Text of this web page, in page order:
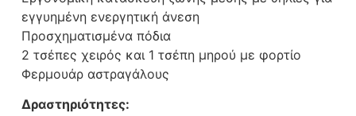
εγγυημένη ενεργητική άνεση
Προσχηματισμένα πόδια
2 τσέπες χειρός και 1 τσέπη μηρού με φορτίο
Φερμουάρ αστραγάλους
Δραστηριότητες: